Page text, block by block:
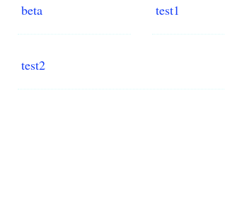
beta test1
test2